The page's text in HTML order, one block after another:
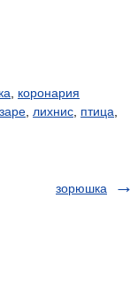
коронария
лихнис птица
зорюшка